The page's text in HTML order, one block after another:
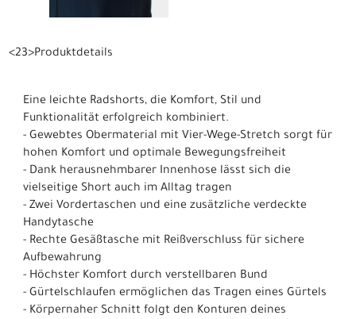
<23>Produktdetails
Eine leichte Radshorts, die Komfort, Stil und
Funktionalität erfolgreich kombiniert.
- Gewebtes Obermaterial mit Vier-Wege-Stretch sorgt für
hohen Komfort und optimale Bewegungsfreiheit
- Dank herausnehmbarer Innenhose lässt sich die
vielseitige Short auch im Alltag tragen
- Zwei Vordertaschen und eine zusätzliche verdeckte
Handytasche
- Rechte Gesäßtasche mit Reißverschluss für sichere
Aufbewahrung
- Höchster Komfort durch verstellbaren Bund
- Gürtelschlaufen ermöglichen das Tragen eines Gürtels
- Körpernaher Schnitt folgt den Konturen deines